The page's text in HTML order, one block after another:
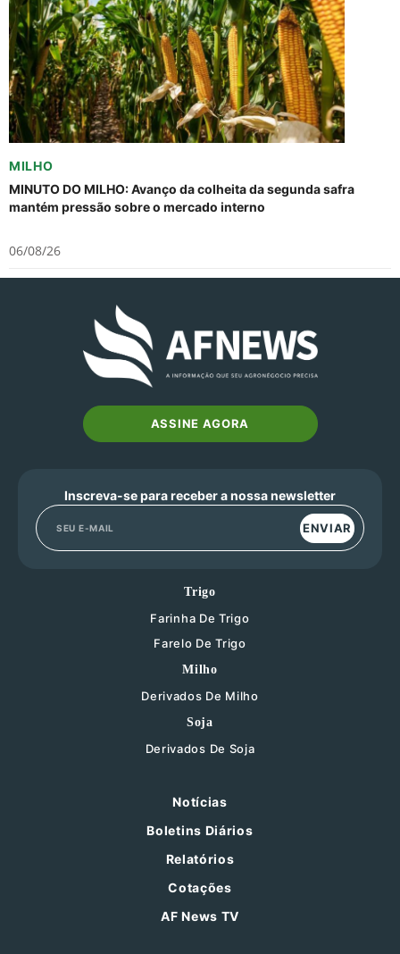
MILHO
MINUTO DO MILHO: Avanço da colheita da segunda safra
mantém pressão sobre o mercado interno
06/08/26
ASSINE AGORA
Inscreva-se para receber a nossa newsletter
ENVIAR
Trigo
Farinha De Trigo
Farelo De Trigo
Milho
Derivados De Milho
Soja
Derivados De Soja
Notícias
Boletins Diários
Relatórios
Cotações
AF News TV